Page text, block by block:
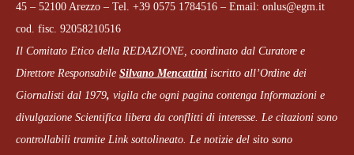
45 – 52100 Arezzo – Tel. +39 0575 1784516 – Email: onlus@egm.it
cod. fisc. 92058210516
Il Comitato Etico della REDAZIONE, coordinato dal Curatore e
Direttore Responsabile Silvano Mencattini iscritto all’Ordine dei
Giornalisti dal 1979, vigila che ogni pagina contenga Informazioni e
divulgazione Scientifica libera da conflitti di interesse. Le citazioni sono
controllabili tramite Link sottolineato. Le notizie del sito sono